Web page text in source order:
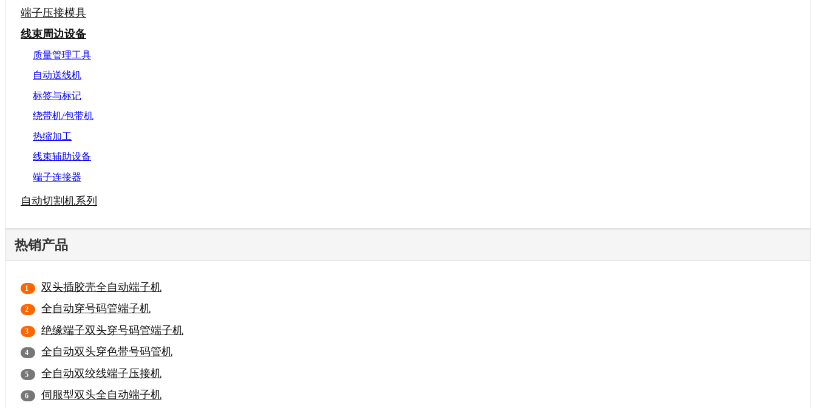
端子压接模具
线束周边设备
质量管理工具
自动送线机
标签与标记
绕带机/包带机
热缩加工
线束辅助设备
端子连接器
自动切割机系列
热销产品
双头插胶壳全自动端子机
全自动穿号码管端子机
绝缘端子双头穿号码管端子机
全自动双头穿色带号码管机
全自动双绞线端子压接机
伺服型双头全自动端子机